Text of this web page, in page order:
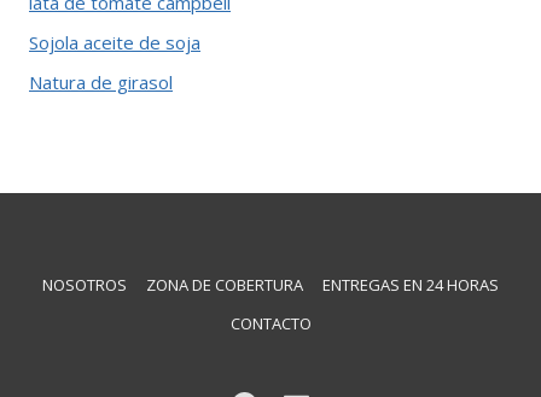
Sojola aceite de soja
Natura de girasol
NOSOTROS ZONA DE COBERTURA
ENTREGAS EN 24 HORAS
CONTACTO